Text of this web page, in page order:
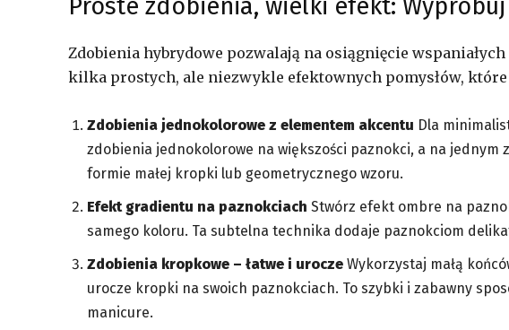
Proste zdobienia, wielki efekt:
Zdobienia hybrydowe pozwalają na osiągnięcie
kilka prostych, ale niezwykle efektownych pomysłów, które
Zdobienia jednokolorowe z elementem akcentu Dla
zdobienia jednokolorowe na większości paznokci, a na jednym
formie małej kropki lub geometrycznego wzoru.
Efekt gradientu na paznokciach Stwórz efekt ombre na
samego koloru. Ta subtelna technika dodaje paznokciom
Zdobienia kropkowe – łatwe i urocze Wykorzystaj małą
urocze kropki na swoich paznokciach. To szybki i zabawny
manicure.